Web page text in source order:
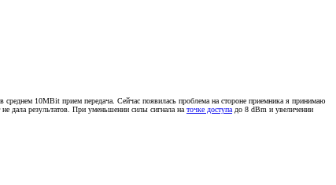
10MBit прием передача. Сейчас появилась проблема на стороне приемника я принимаю
дала результатов. При уменьшении силы сигнала на точке доступа до 8 dBm и увеличении